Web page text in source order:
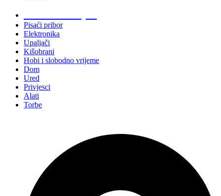
Pisaći pribor
Elektronika
Upaljači
Kišobrani
Hobi i slobodno vrijeme
Dom
Ured
Privjesci
Alati
Torbe